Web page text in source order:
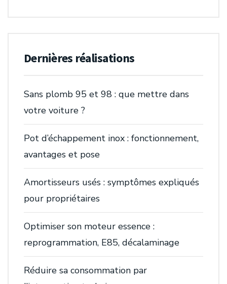
Dernières réalisations
Sans plomb 95 et 98 : que mettre dans
votre voiture ?
Pot d’échappement inox : fonctionnement,
avantages et pose
Amortisseurs usés : symptômes expliqués
pour propriétaires
Optimiser son moteur essence :
reprogrammation, E85, décalaminage
Réduire sa consommation par